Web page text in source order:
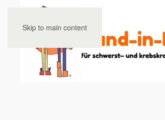
Skip to main content